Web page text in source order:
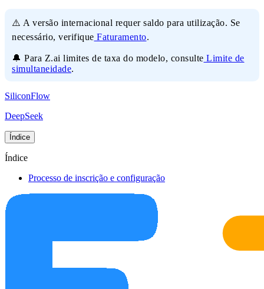
⚠️ A versão internacional requer saldo para utilização. Se
necessário, verifique Faturamento.
🔔 Para Z.ai limites de taxa do modelo, consulte Limite de
simultaneidade.
SiliconFlow
DeepSeek
Índice
Índice
Processo de inscrição e configuração